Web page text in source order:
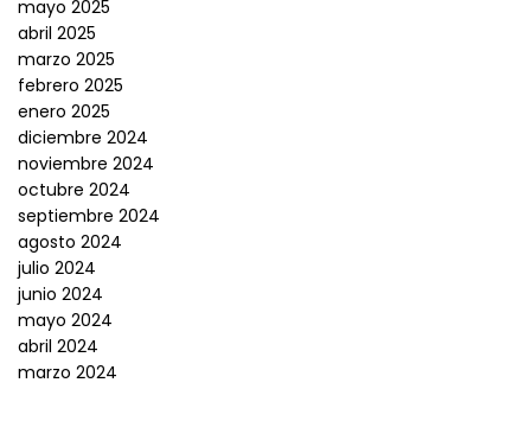
mayo 2025
abril 2025
marzo 2025
febrero 2025
enero 2025
diciembre 2024
noviembre 2024
octubre 2024
septiembre 2024
agosto 2024
julio 2024
junio 2024
mayo 2024
abril 2024
marzo 2024